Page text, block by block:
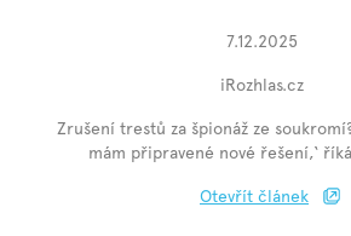
7.12.2025
iRozhlas.cz
Zrušení trestů za špionáž ze
mám připravené nové řešení,‘
Otevřít článek